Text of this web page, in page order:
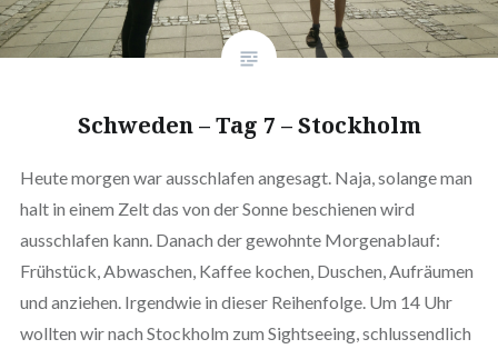
Schweden – Tag 7 – Stockholm
Heute morgen war ausschlafen angesagt. Naja, solange man
halt in einem Zelt das von der Sonne beschienen wird
ausschlafen kann. Danach der gewohnte Morgenablauf:
Frühstück, Abwaschen, Kaffee kochen, Duschen, Aufräumen
und anziehen. Irgendwie in dieser Reihenfolge. Um 14 Uhr
wollten wir nach Stockholm zum Sightseeing, schlussendlich